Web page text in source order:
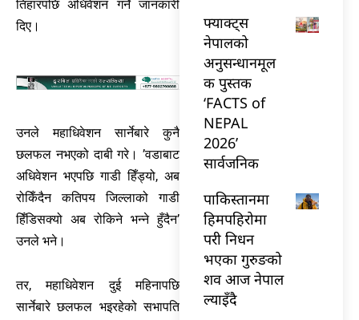
तिहारपछि अधिवेशन गर्ने जानकारी
दिए।
उनले महाधिवेशन सार्नेबारे कुनै
छलफल नभएको दाबी गरे। ’वडाबाट
अधिवेशन भएपछि गाडी हिँड्यो, अब
रोकिँदैन कतिपय जिल्लाको गाडी
हिँडिसक्यो अब रोकिने भन्ने हुँदैन’
उनले भने।
तर, महाधिवेशन दुई महिनापछि
सार्नेबारे छलफल भइरहेको सभापति
फ्याक्ट्स
नेपालको
अनुसन्धानमूल
क पुस्तक
‘FACTS of
NEPAL
2026’
सार्वजनिक
पाकिस्तानमा
हिमपहिरोमा
परी निधन
भएका गुरुङको
शव आज नेपाल
ल्याइँदै